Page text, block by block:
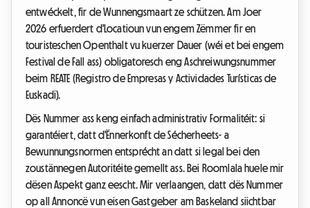
entwéckelt, fir de Wunnengsmaart ze schützen. Am Joer
2026 erfuerdert d'Locatioun vun engem Zëmmer fir en
touristeschen Openthalt vu kuerzer Dauer (wéi et bei engem
Festival de Fall ass) obligatoresch eng Aschreiwungsnummer
beim REATE (Registro de Empresas y Actividades Turísticas de
Euskadi).
Dës Nummer ass keng einfach administrativ Formalitéit: si
garantéiert, datt d'Ënnerkonft de Sécherheets- a
Bewunnungsnormen entsprécht an datt si legal bei den
zoustännegen Autoritéite gemellt ass. Bei Roomlala huele mir
dësen Aspekt ganz eescht. Mir verlaangen, datt dës Nummer
op all Annoncë vun eisen Gastgeber am Baskeland siichtbar